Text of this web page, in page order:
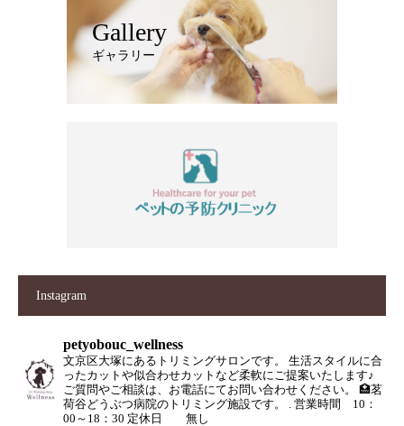
Gallery
ギャラリー
Instagram
petyobouc_wellness
文京区大塚にあるトリミングサロンです。
生活スタイルに合
ったカットや似合わせカットなど柔軟にご提案いたします♪
ご質問やご相談は、お電話にてお問い合わせください。
🏥茗
荷谷どうぶつ病院のトリミング施設です。
. 営業時間 10：
00～18：30 定休日 無し